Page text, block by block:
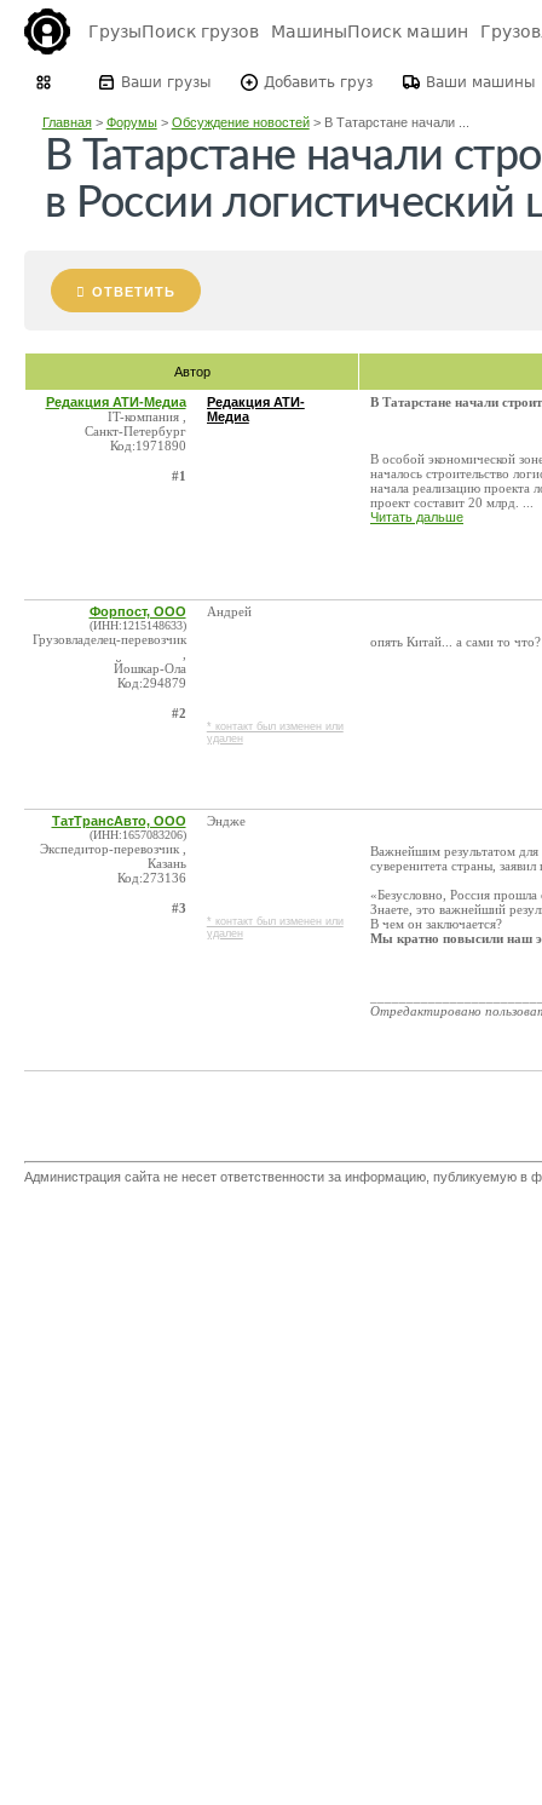
ГрузыПоиск грузов МашиныПоиск машин
Ваши грузы Добавить груз Ваши машины
Главная> Форумы> Обсуждение новостей> В Татарстане начали ...
В Татарстане начали
в России логистический
ОТВЕТИТЬ
Автор
Редакция АТИ-Медиа
IT-компания ,
Санкт-Петербург
Код:1971890
#1
Редакция АТИ-
Медиа
В Татарстане начали
В особой экономической
началось строительство
начала реализацию проекта
проект составит 20 млрд. ...
Читать дальше
Форпост, ООО
(ИНН:1215148633)
Грузовладелец-перевозчик
Йошкар-Ола
Код:294879
#2
Андрей
* контакт был изменен или
удален
опять Китай... а сами то
ТатТрансАвто, ООО
(ИНН:1657083206)
Экспедитор-перевозчик ,
Казань
Код:273136
#3
Эндже
* контакт был изменен или
удален
Важнейшим результатом для
суверенитета страны,
«Безусловно, Россия прошла
Знаете, это важнейший
В чем он заключается?
Мы кратно повысили наш
Отредактировано
Администрация сайта не несет ответственности за информацию, публикуемую